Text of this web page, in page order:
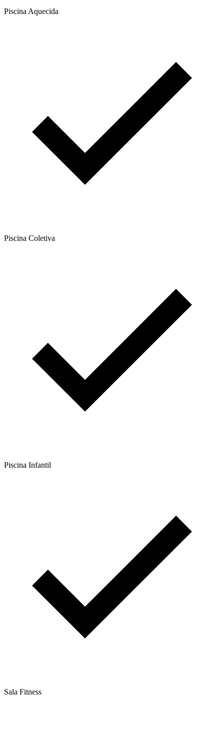
Piscina Aquecida
Piscina Coletiva
Piscina Infantil
Sala Fitness